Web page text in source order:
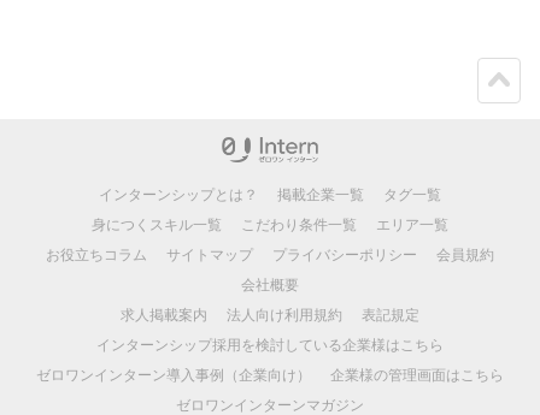
インターンシップとは？ 掲載企業一覧
タグ一覧
身につくスキル一覧
こだわり条件一覧
エリア一覧
お役立ちコラム
サイトマップ プライバシーポリシー
会員規約
会社概要
求人掲載案内
法人向け利用規約
表記規定
インターンシップ採用を検討している企業様はこちら
ゼロワンインターン導入事例（企業向け）
企業様の管理画面はこちら
ゼロワンインターンマガジン